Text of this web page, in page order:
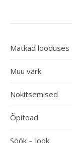
Matkad looduses
Muu värk
Nokitsemised
Õpitoad
Söök – jook